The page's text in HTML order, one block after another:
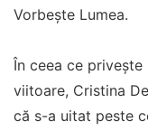
Vorbește Lumea.
În ceea ce
viitoare, Cristina
că s-a uitat peste